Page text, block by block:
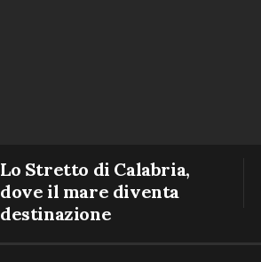
Lo Stretto di Calabria,
dove il mare diventa
destinazione